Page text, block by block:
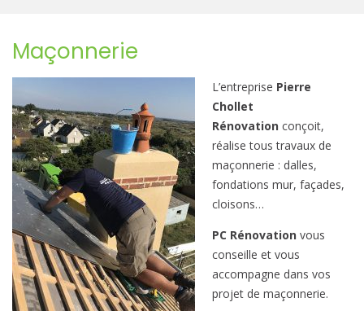
Maçonnerie
L’entreprise Pierre
Chollet
Rénovation conçoit,
réalise tous travaux de
maçonnerie : dalles,
fondations mur, façades,
cloisons…
PC Rénovation vous
conseille et vous
accompagne dans vos
projet de maçonnerie.